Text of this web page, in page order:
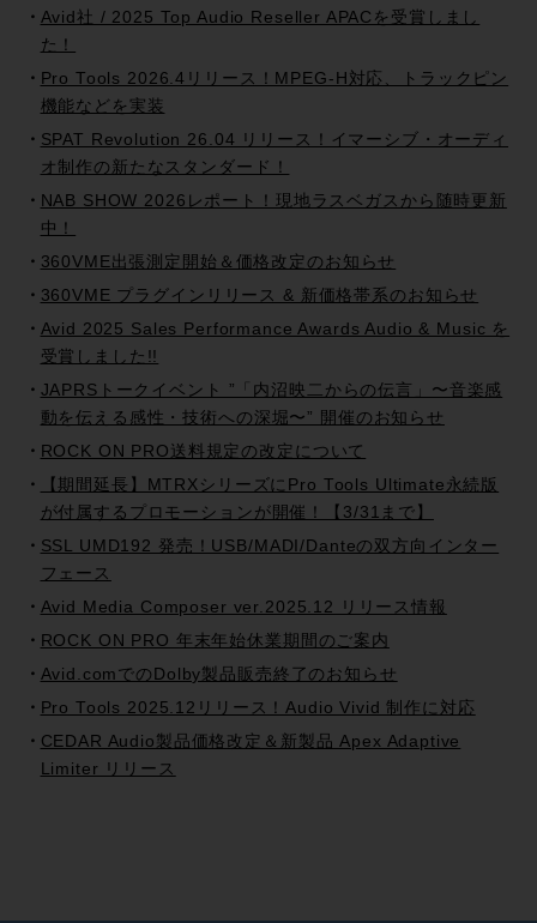
Avid社 / 2025 Top Audio Reseller APACを受賞しまし
た！
Pro Tools 2026.4リリース！MPEG-H対応、トラックピン
機能などを実装
SPAT Revolution 26.04 リリース！イマーシブ・オーディ
オ制作の新たなスタンダード！
NAB SHOW 2026レポート！現地ラスベガスから随時更新
中！
360VME出張測定開始＆価格改定のお知らせ
360VME プラグインリリース & 新価格帯系のお知らせ
Avid 2025 Sales Performance Awards Audio & Music を
受賞しました!!
JAPRSトークイベント ”「内沼映二からの伝言」〜音楽感
動を伝える感性・技術への深堀〜” 開催のお知らせ
ROCK ON PRO送料規定の改定について
【期間延長】MTRXシリーズにPro Tools Ultimate永続版
が付属するプロモーションが開催！【3/31まで】
SSL UMD192 発売！USB/MADI/Danteの双方向インター
フェース
Avid Media Composer ver.2025.12 リリース情報
ROCK ON PRO 年末年始休業期間のご案内
Avid.comでのDolby製品販売終了のお知らせ
Pro Tools 2025.12リリース！Audio Vivid 制作に対応
CEDAR Audio製品価格改定＆新製品 Apex Adaptive
Limiter リリース